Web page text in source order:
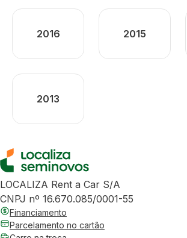
2016 2015
2013
LOCALIZA Rent a Car S/A
CNPJ nº 16.670.085/0001-55
Financiamento
Parcelamento no cartão